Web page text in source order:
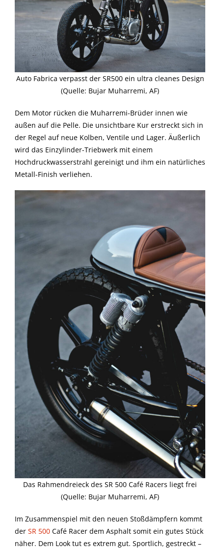
Auto Fabrica verpasst der SR500 ein ultra cleanes Design
(Quelle: Bujar Muharremi, AF)
Dem Motor rücken die Muharremi-Brüder innen wie
außen auf die Pelle. Die unsichtbare Kur erstreckt sich in
der Regel auf neue Kolben, Ventile und Lager. Äußerlich
wird das Einzylinder-Triebwerk mit einem
Hochdruckwasserstrahl gereinigt und ihm ein natürliches
Metall-Finish verliehen.
Das Rahmendreieck des SR 500 Café Racers liegt frei
(Quelle: Bujar Muharremi, AF)
Im Zusammenspiel mit den neuen Stoßdämpfern kommt
der SR 500 Café Racer dem Asphalt somit ein gutes Stück
näher. Dem Look tut es extrem gut. Sportlich, gestreckt –